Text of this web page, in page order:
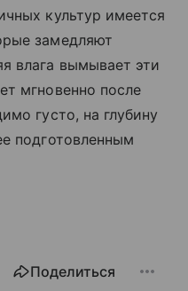
культур имеется
замедляют
влага вымывает эти
мгновенно после
густо, на глубину
подготовленным
Поделиться